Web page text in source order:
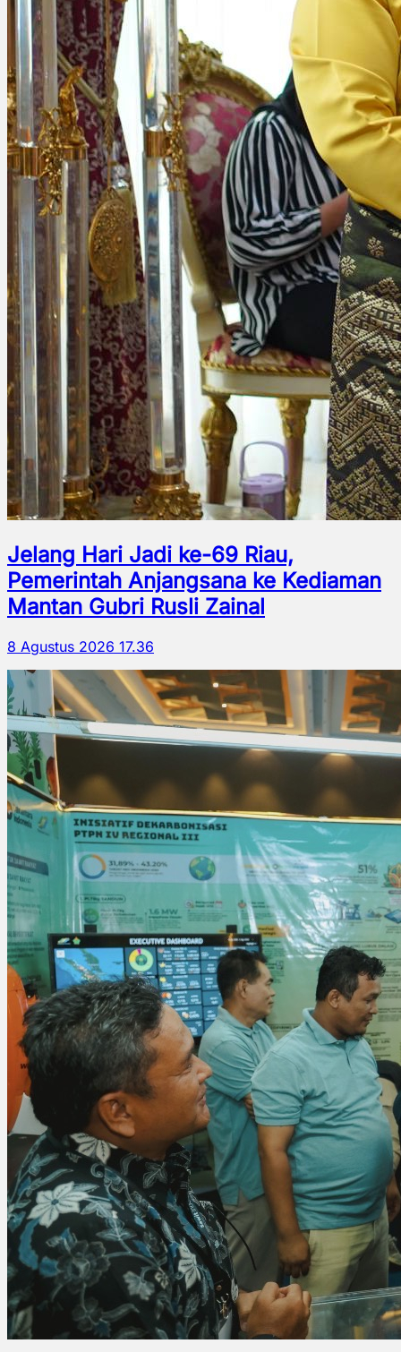
Jelang Hari Jadi ke-69 Riau,
Pemerintah Anjangsana ke Kediaman
Mantan Gubri Rusli Zainal
8 Agustus 2026 17.36